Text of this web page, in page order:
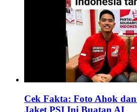
Cek Fakta: Foto Ahok